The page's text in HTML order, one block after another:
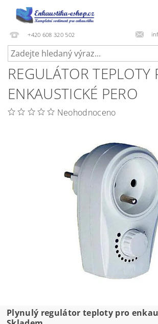
+420 608 320 502
REGULÁTOR TEPLOTY
ENKAUSTICKÉ PERO
Neohodnoceno
Plynulý regulátor teploty pro